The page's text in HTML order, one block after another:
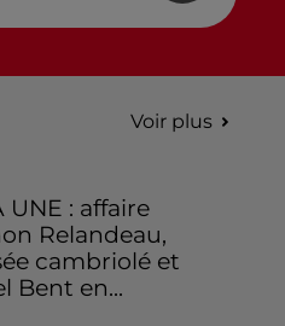
Voir plus
UNE : affaire
Relandeau,
cambriolé et
Bent en...